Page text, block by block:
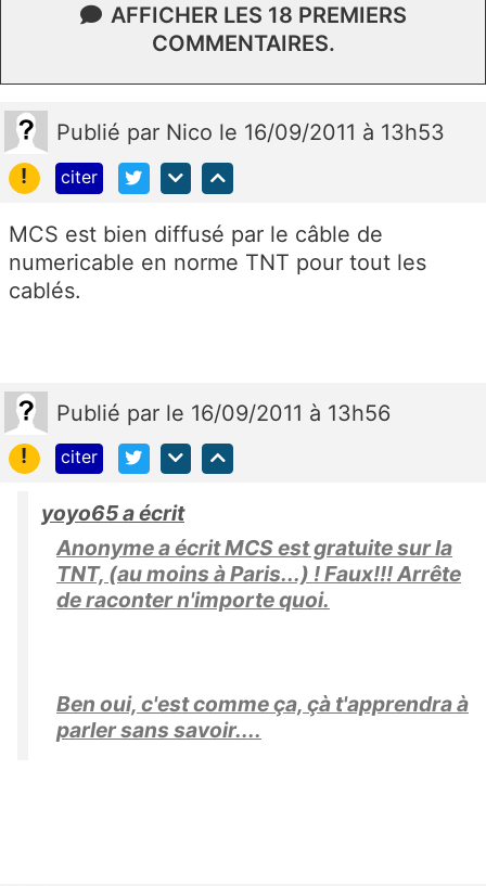
AFFICHER LES 18 PREMIERS
COMMENTAIRES.
Publié par Nico le 16/09/2011 à 13h53
!
citer
MCS est bien diffusé par le câble de
numericable en norme TNT pour tout les
cablés.
Publié par le 16/09/2011 à 13h56
!
citer
yoyo65 a écrit
Anonyme a écrit MCS est gratuite sur la
TNT, (au moins à Paris...) ! Faux!!! Arrête
de raconter n'importe quoi.
Ben oui, c'est comme ça, çà t'apprendra à
parler sans savoir....